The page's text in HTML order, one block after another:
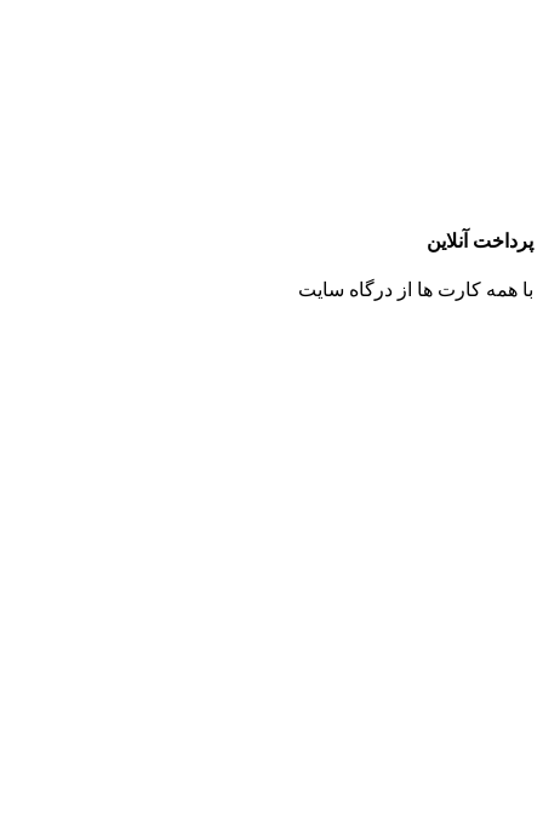
پرداخت آنلاین
با همه کارت ها از درگاه سایت